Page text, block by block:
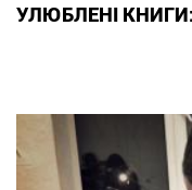
УЛЮБЛЕНІ